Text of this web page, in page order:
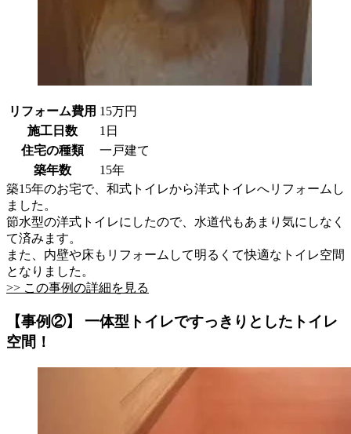
リフォーム費用 15万円
施工日数
1日
住宅の種類
一戸建て
築年数
15年
築15年のお宅で、和式トイレから洋式トイレへリフォームし
ました。
節水型の洋式トイレにしたので、水道代もあまり気にしなく
て済みます。
また、内壁や床もリフォームして明るくて快適なトイレ空間
となりました。
>> この事例の詳細を見る
【事例②】 一体型トイレですっきりとしたトイレ
空間！